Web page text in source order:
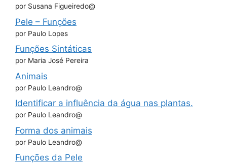
por Susana Figueiredo@
Pele – Funções
por Paulo Lopes
Funções Sintáticas
por Maria José Pereira
Animais
por Paulo Leandro@
Identificar a influência da água nas plantas.
por Paulo Leandro@
Forma dos animais
por Paulo Leandro@
Funções da Pele